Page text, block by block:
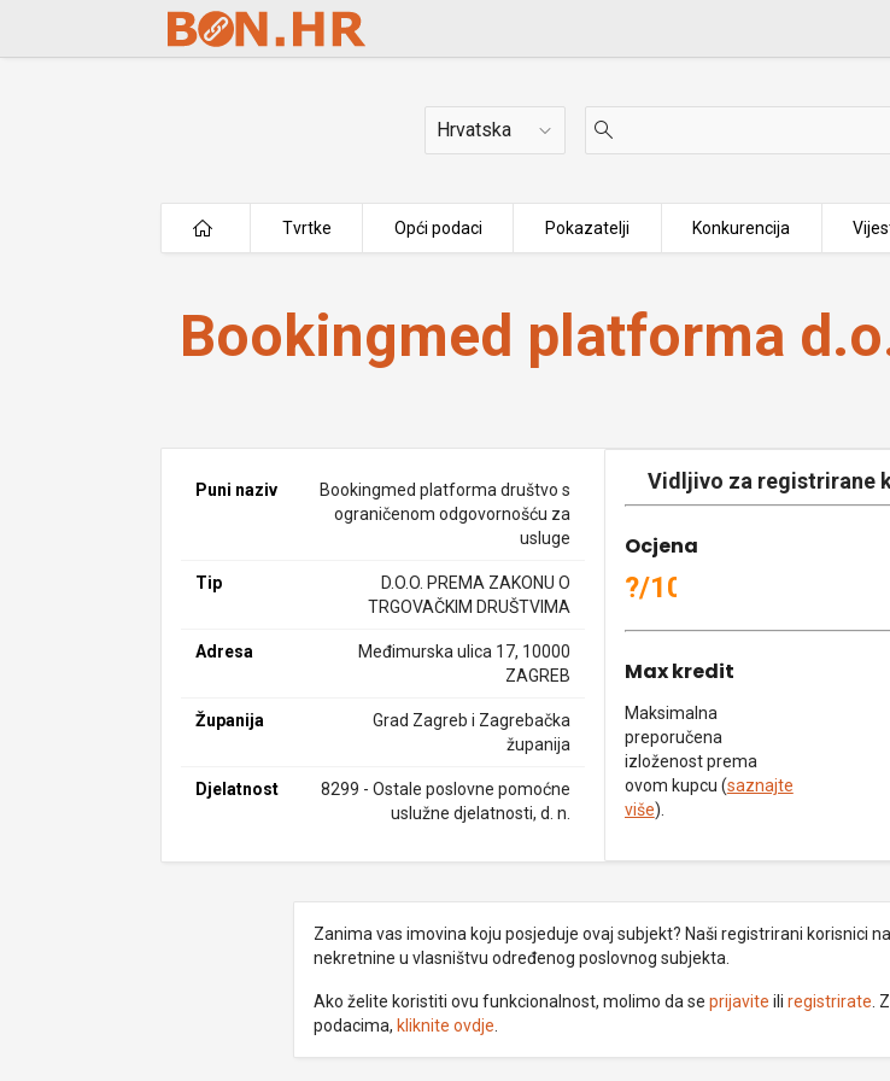
Skip to Main Content
Država
Tvrtke Opći podaci Pokazatelji Konkurencija
Bookingmed platforma d.o.o.
Bookingmed platforma
Puni naziv
Bookingmed platforma društvo s
ograničenom odgovornošću za
usluge
Tip
D.O.O. PREMA ZAKONU O
TRGOVAČKIM DRUŠTVIMA
Adresa
Međimurska ulica 17, 10000
ZAGREB
Županija
Grad Zagreb i Zagrebačka
županija
Djelatnost
8299 - Ostale poslovne pomoćne
uslužne djelatnosti, d. n.
Vidljivo za registrirane
Ocjena
?/10
Max kredit
Maksimalna
preporučena
izloženost prema
ovom kupcu (saznajte
više).
Zanima vas imovina koju posjeduje ovaj subjekt? Naši registrirani korisnici
nekretnine u vlasništvu određenog poslovnog subjekta.
Ako želite koristiti ovu funkcionalnost, molimo da se prijavite ili registrirate .
podacima, kliknite ovdje